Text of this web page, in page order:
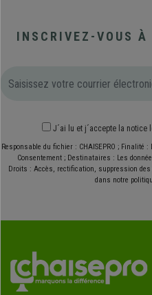
INSCRIVEZ-VOUS À
J´ai lu et j´accepte la notice
Responsable du fichier : CHAISEPRO ;
Consentement ; Destinataires : Les
Droits : Accès, rectification, suppression
dans notre